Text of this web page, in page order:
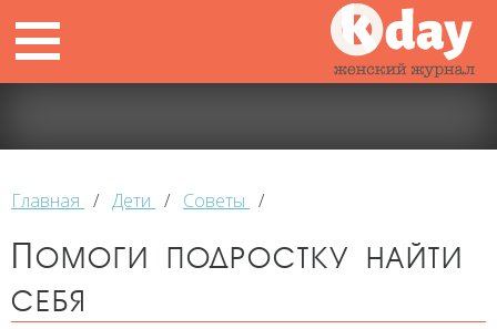
Главная / Дети / Советы /
Помоги подростку найти
себя